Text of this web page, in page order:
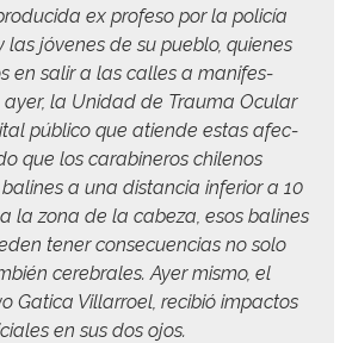
ex pro­fe­so por la policía
jóvenes de su pueblo, quienes
en salir a las calles a man­i­fes­
ayer, la Unidad de Trau­ma Ocu­lar
públi­co que atiende estas afec­
que los cara­bineros chilenos
a una dis­tan­cia infe­ri­or a 10
la zona de la cabeza, esos balines
ten­er con­se­cuen­cias no solo
cere­brales. Ayer mis­mo, el
Gat­i­ca Vil­lar­roel, recibió impactos
en sus dos ojos.